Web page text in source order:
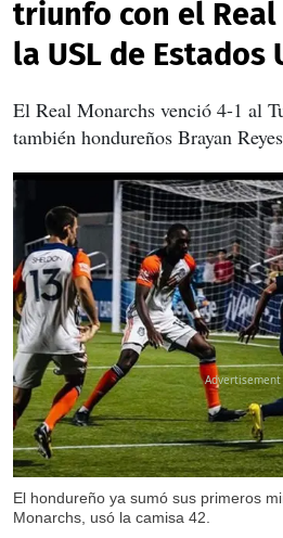
triunfo con el
la USL de Estados
El Real Monarchs venció 4-1 al
también hondureños Brayan
El hondureño ya sumó sus primeros
Monarchs, usó la camisa 42.